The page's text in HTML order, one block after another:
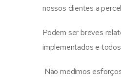
nossos clientes a
Podem ser breves
implementados e
Não medimos